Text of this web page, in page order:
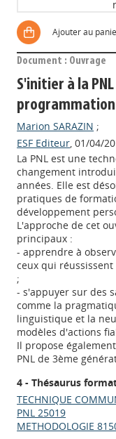
Ajouter au
Document : Ouvrage
S'initier à la
Marion SARAZIN ;
ESF Editeur, 01/04/
La PNL est une
changement
années. Elle est
pratiques de
développement
L'approche de cet
principaux :
- apprendre à
ceux qui
;
- s'appuyer sur des
comme la
linguistique et la
modèles d'actions
Il propose
PNL de 3ème
4 - Thésaurus
TECHNIQUE
PNL 25019
METHODOLOGIE